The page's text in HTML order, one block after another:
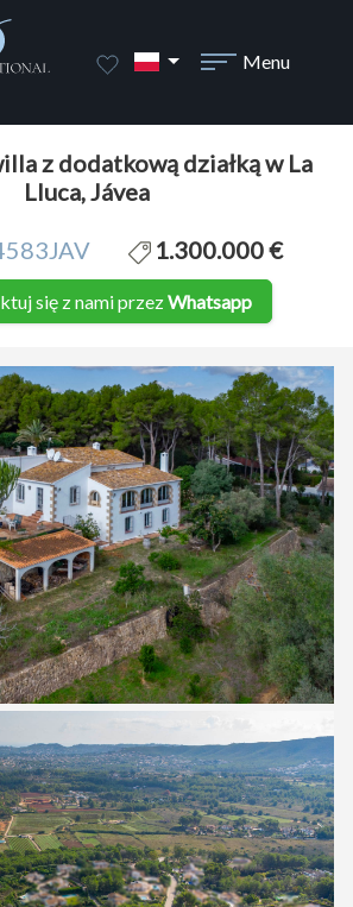
Menu
z dodatkową działką w La
Lluca, Jávea
1.300.000 €
się z nami przezWhatsapp